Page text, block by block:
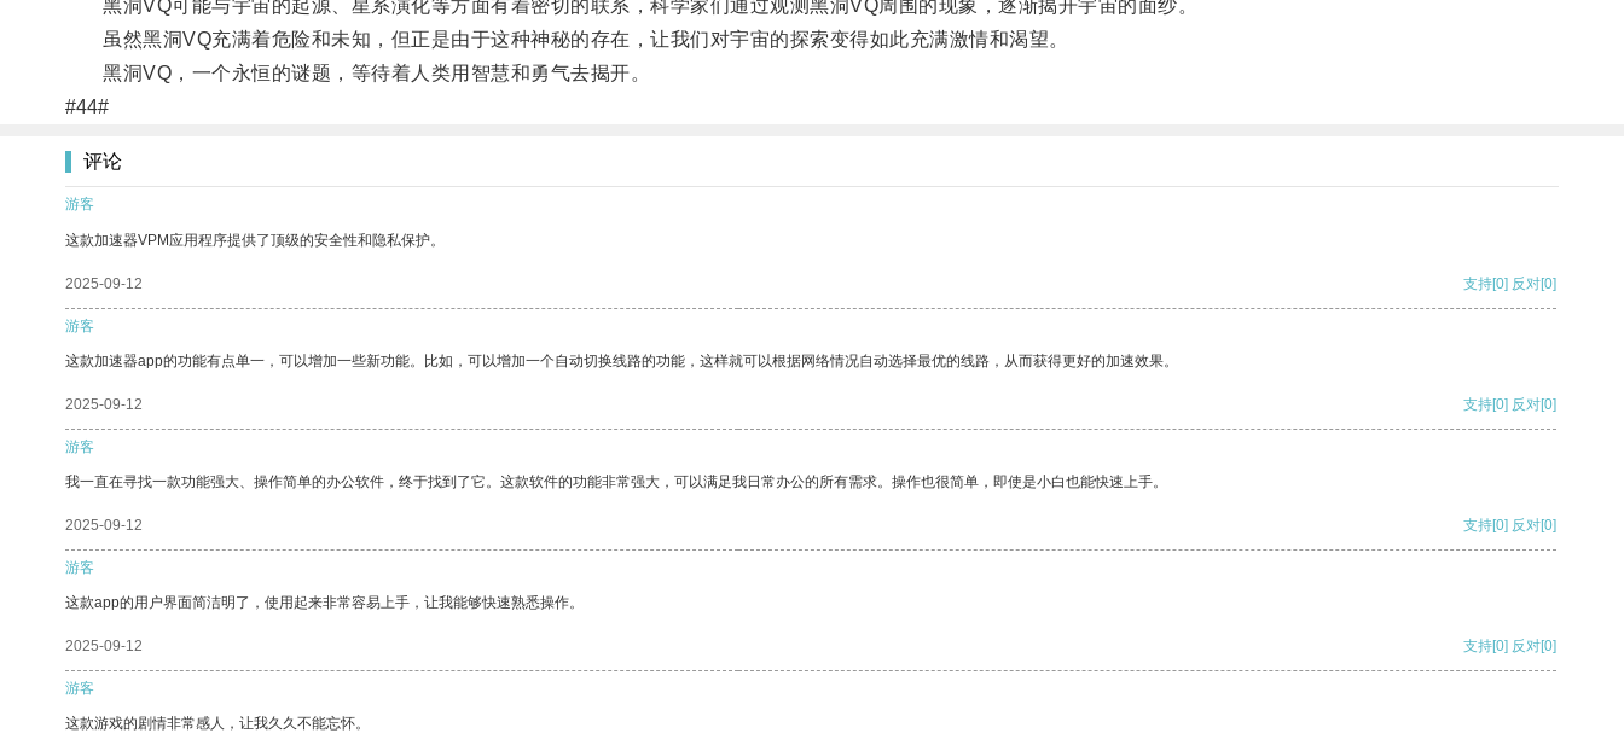
黑洞VQ可能与宇宙的起源、星系演化等方面有着密切的联系，科学家们通过观测黑洞VQ周围的现象，逐渐揭开宇宙的面纱。
虽然黑洞VQ充满着危险和未知，但正是由于这种神秘的存在，让我们对宇宙的探索变得如此充满激情和渴望。
黑洞VQ，一个永恒的谜题，等待着人类用智慧和勇气去揭开。
#44#
评论
游客
这款加速器VPM应用程序提供了顶级的安全性和隐私保护。
2025-09-12 支持[0] 反对[0]
游客
这款加速器app的功能有点单一，可以增加一些新功能。比如，可以增加一个自动切换线路的功能，这样就可以根据网络情况自动选择最优的线路，从而获得更好的加速效果。
2025-09-12 支持[0] 反对[0]
游客
我一直在寻找一款功能强大、操作简单的办公软件，终于找到了它。这款软件的功能非常强大，可以满足我日常办公的所有需求。操作也很简单，即使是小白也能快速上手。
2025-09-12 支持[0] 反对[0]
游客
这款app的用户界面简洁明了，使用起来非常容易上手，让我能够快速熟悉操作。
2025-09-12 支持[0] 反对[0]
游客
这款游戏的剧情非常感人，让我久久不能忘怀。